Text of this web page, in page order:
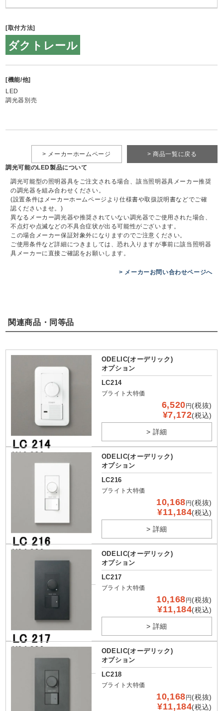
[取付方法]
ダクトレール
[機能/他]
LED
調光器別売
> 商品一覧に戻る
> メーカーホームページ
調光可能のLED製品について
調光可能型の照明器具をご注文される場合、該当照明器具メーカー推奨
の調光器を組み合わせください。
(設置条件はメーカーホームページより仕様書や取扱説明書などでご確
認くださいませ。)
異なるメーカー調光器や推奨されていない調光器でご使用された場合、
不点灯や点滅などの不具合症状が出る可能性がございます。
この場合メーカー保証対象外になりますのでご注意ください。
ご使用条件など詳細につきましては、恐れ入りますが事前に該当照明器
具メーカーに直接ご確認をお願いします。
> メーカーお問い合わせページへ
関連商品・同等品
ODELIC(オーデリック)
オプション
LC214
ブライト大特価
6,520 円 (税抜)
¥7,172(税込)
> 詳細
ODELIC(オーデリック)
オプション
LC216
ブライト大特価
10,168 円 (税抜)
¥11,184(税込)
> 詳細
ODELIC(オーデリック)
オプション
LC217
ブライト大特価
10,168 円 (税抜)
¥11,184(税込)
> 詳細
ODELIC(オーデリック)
オプション
LC218
ブライト大特価
10,168 円 (税抜)
¥11,184(税込)